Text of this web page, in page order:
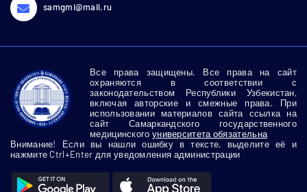
samgmi@mail.ru
Все права защищены. Все права на сайт
охраняются в соответствии с
законодательством Республики Узбекистан,
включая авторские и смежные права. При
использовании материалов сайта ссылка на
сайт Самаркандского государственного
медицинского университета обязательна
Внимание! Если вы нашли ошибку в тексте, выделите её и
нажмите Ctrl+Enter для уведомления администрации